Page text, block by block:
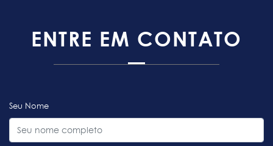
ENTRE EM CONTATO
Seu Nome